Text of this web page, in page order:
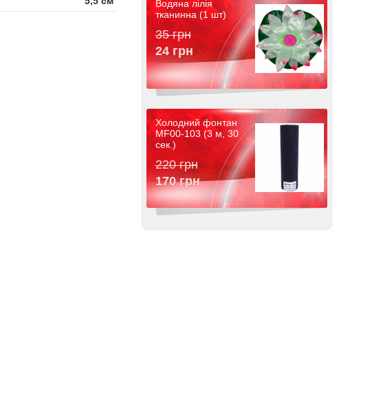
Водяна лілія
тканинна (1 шт)
35 грн
24 грн
Холодний фонтан
MF00-103 (3 м, 30
сек.)
220 грн
170 грн